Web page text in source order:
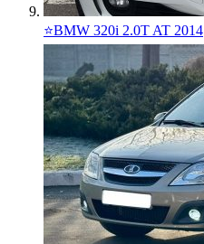
⭐️BMW 320i 2.0T AT 2014